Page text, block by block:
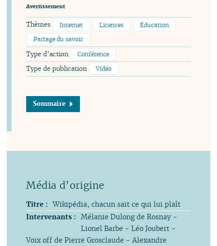
Avertissement
Thèmes Internet Licences
Éducation
Partage du savoir
Type d’action Conférence
Type de publication Vidéo
Sommaire
Titre : Wikipédia, chacun sait ce qui lui plaît
Intervenants : Mélanie Dulong de Rosnay -
Lionel Barbe - Léo Joubert -
Voix off de Pierre Grosclaude - Alexandre